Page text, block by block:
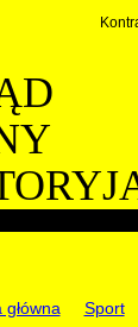
Sport